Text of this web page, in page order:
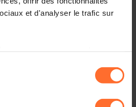
et d'analyser le trafic sur
strictement nécessaires au
Une description des différents
sous l’onglet « Détails » ci-
Registration is closed.